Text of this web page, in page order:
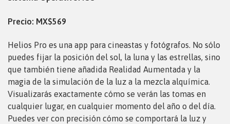
Precio: MX$569
Helios Pro es una app para cineastas y fotógrafos. No sólo
puedes fijar la posición del sol, la luna y las estrellas, sino
que también tiene añadida Realidad Aumentada y la
magia de la simulación de la luz a la mezcla alquímica.
Visualizarás exactamente cómo se verán las tomas en
cualquier lugar, en cualquier momento del año o del día.
Puedes ver con precisión cómo se comportará la luz y